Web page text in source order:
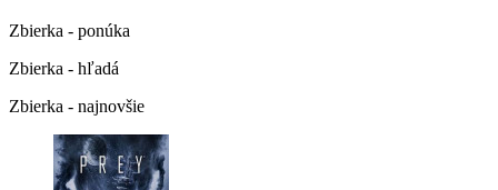
Zbierka - ponúka
Zbierka - hľadá
Zbierka - najnovšie